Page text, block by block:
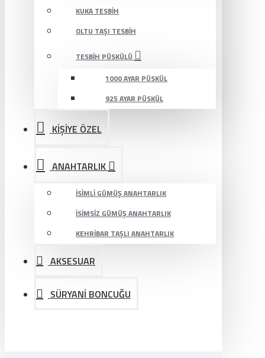
KUKA TESBIH
OLTU TAŞI TESBIH
TESBIH PÜSKÜLÜ
1000 AYAR PÜSKÜL
925 AYAR PÜSKÜL
KİŞİYE ÖZEL
ANAHTARLIK
İSIMLI GÜMÜŞ ANAHTARLIK
İSIMSIZ GÜMÜŞ ANAHTARLIK
KEHRIBAR TAŞLI ANAHTARLIK
AKSESUAR
SÜRYANİ BONCUĞU